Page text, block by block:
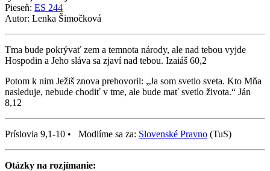
Pieseň: ES 244
Autor: Lenka Šimočková
Tma bude pokrývať zem a temnota národy, ale nad tebou vyjde
Hospodin a Jeho sláva sa zjaví nad tebou. Izaiáš 60,2
Potom k nim Ježiš znova prehovoril: „Ja som svetlo sveta. Kto Mňa
nasleduje, nebude chodiť v tme, ale bude mať svetlo života.“ Ján
8,12
Príslovia 9,1-10 • Modlíme sa za: Slovenské Pravno (TuS)
Otázky na rozjímanie: